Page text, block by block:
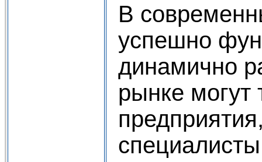
В
успешно
динамично
рынке могут